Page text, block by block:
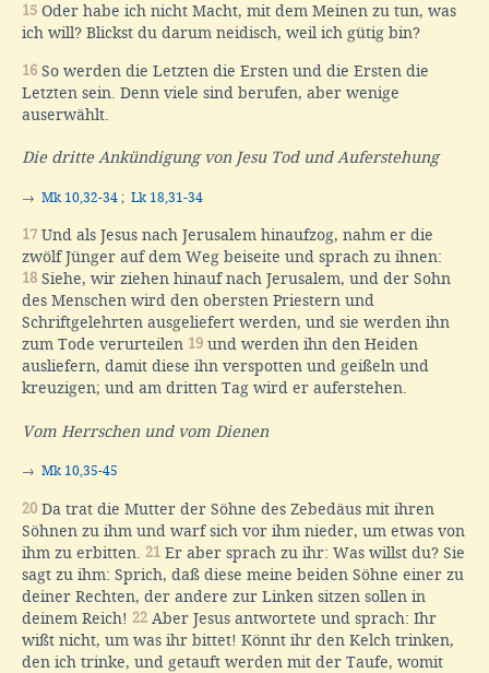
15 Oder habe ich nicht Macht, mit dem Meinen zu tun, was
ich will? Blickst du darum neidisch, weil ich gütig bin?
16 So werden die Letzten die Ersten und die Ersten die
Letzten sein. Denn viele sind berufen, aber wenige
auserwählt.
Die dritte Ankündigung von Jesu Tod und Auferstehung
→ Mk 10,32-34 ; Lk 18,31-34
17 Und als Jesus nach Jerusalem hinaufzog, nahm er die
zwölf Jünger auf dem Weg beiseite und sprach zu ihnen:
18 Siehe, wir ziehen hinauf nach Jerusalem, und der Sohn
des Menschen wird den obersten Priestern und
Schriftgelehrten ausgeliefert werden, und sie werden ihn
zum Tode verurteilen 19 und werden ihn den Heiden
ausliefern, damit diese ihn verspotten und geißeln und
kreuzigen; und am dritten Tag wird er auferstehen.
Vom Herrschen und vom Dienen
→ Mk 10,35-45
20 Da trat die Mutter der Söhne des Zebedäus mit ihren
Söhnen zu ihm und warf sich vor ihm nieder, um etwas von
ihm zu erbitten. 21 Er aber sprach zu ihr: Was willst du? Sie
sagt zu ihm: Sprich, daß diese meine beiden Söhne einer zu
deiner Rechten, der andere zur Linken sitzen sollen in
deinem Reich! 22 Aber Jesus antwortete und sprach: Ihr
wißt nicht, um was ihr bittet! Könnt ihr den Kelch trinken,
den ich trinke, und getauft werden mit der Taufe, womit